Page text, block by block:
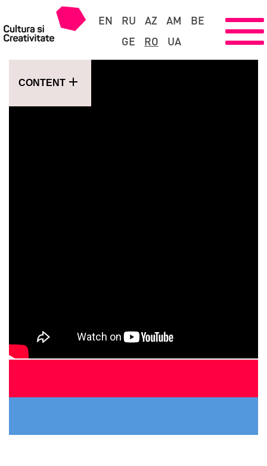
EN RU AZ AM
BE
GE
RO UA
CONTENT